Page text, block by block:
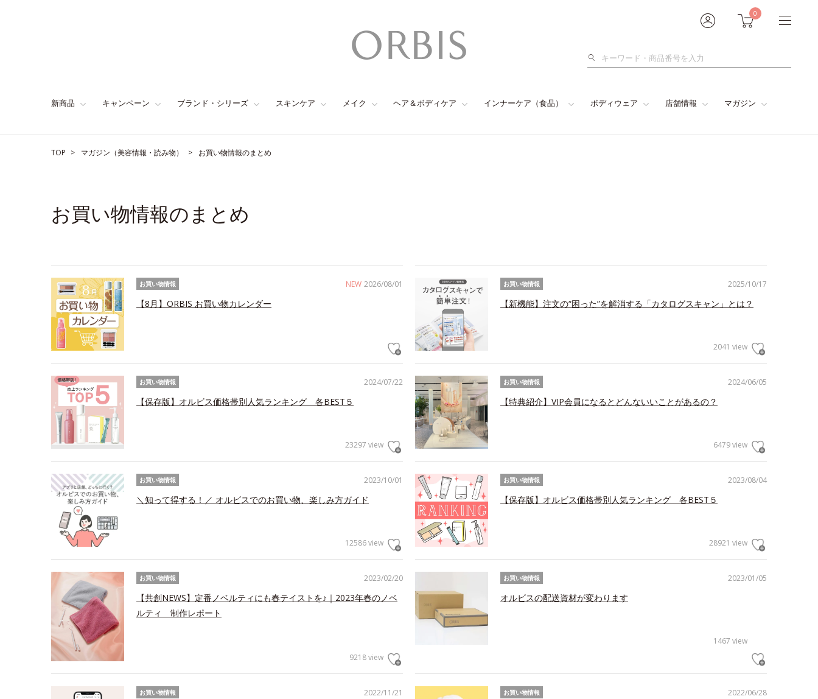
0
検
新商品 キャンペーン ブランド・シリーズ スキンケア メイク ヘア＆ボディケア インナーケア（食品） ボディウェア 店舗情報 マガジン
TOP マガジン（美容情報・読み物） お買い物情報のまとめ
お買い物情報のまとめ
NEW 2026/08/01
お買い物情報
【8月】ORBIS お買い物カレンダー
2025/10/17
お買い物情報
【新機能】注文の“困った”を解消する「カタログスキャン」とは？
2041 view
2024/07/22
お買い物情報
【保存版】オルビス価格帯別人気ランキング 各BEST５
23297 view
2024/06/05
お買い物情報
【特典紹介】VIP会員になるとどんないいことがあるの？
6479 view
2023/10/01
お買い物情報
＼知って得する！／ オルビスでのお買い物、楽しみ方ガイド
12586 view
2023/08/04
お買い物情報
【保存版】オルビス価格帯別人気ランキング 各BEST５
28921 view
2023/02/20
お買い物情報
【共創NEWS】定番ノベルティにも春テイストを♪｜2023年春のノベ
ルティ 制作レポート
9218 view
2023/01/05
お買い物情報
オルビスの配送資材が変わります
1467 view
2022/11/21
お買い物情報 2022/06/28
お買い物情報